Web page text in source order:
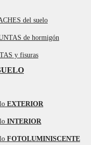
del suelo
de hormigón
y fisuras
EXTERIOR
INTERIOR
FOTOLUMINISCENTE